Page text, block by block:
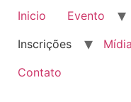
Inicio Evento
Inscrições
Contato